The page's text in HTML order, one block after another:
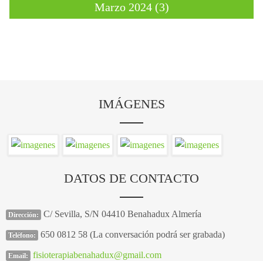
Marzo 2024 (3)
IMÁGENES
DATOS DE CONTACTO
Dirección: C/ Sevilla, S/N 04410 Benahadux Almería
Teléfono: 650 0812 58 (La conversación podrá ser grabada)
Email: fisioterapiabenahadux@gmail.com